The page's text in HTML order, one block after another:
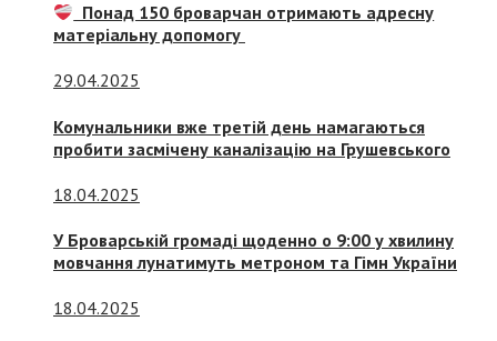
Понад 150 броварчан отримають адресну
матеріальну допомогу
29.04.2025
Комунальники вже третій день намагаються
пробити засмічену каналізацію на Грушевського
18.04.2025
У Броварській громаді щоденно о 9:00 у хвилину
мовчання лунатимуть метроном та Гімн України
18.04.2025